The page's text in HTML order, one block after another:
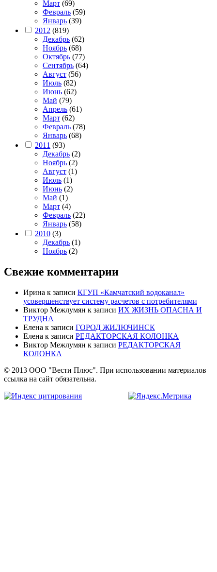
Март (69)
Февраль (59)
Январь (39)
2012 (819)
Декабрь (62)
Ноябрь (68)
Октябрь (77)
Сентябрь (64)
Август (56)
Июль (82)
Июнь (62)
Май (79)
Апрель (61)
Март (62)
Февраль (78)
Январь (68)
2011 (93)
Декабрь (2)
Ноябрь (2)
Август (1)
Июль (1)
Июнь (2)
Май (1)
Март (4)
Февраль (22)
Январь (58)
2010 (3)
Декабрь (1)
Ноябрь (2)
Свежие комментарии
Ирина к записи КГУП «Камчатский водоканал»
усовершенствует систему расчетов с потребителями
Виктор Межлумян к записи ИХ ЖИЗНЬ ОПАСНА И
ТРУДНА
Елена к записи ГОРОД ЖИЛЮЧИНСК
Елена к записи РЕДАКТОРСКАЯ КОЛОНКА
Виктор Межлумян к записи РЕДАКТОРСКАЯ
КОЛОНКА
© 2013 ООО "Вести Плюс". При использовании материалов
ссылка на сайт обязательна.